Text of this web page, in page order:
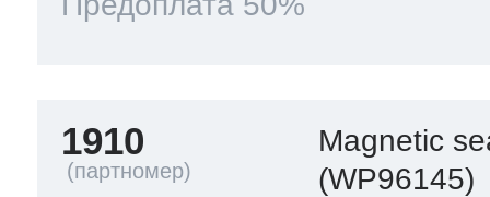
1910
Magnetic
(WP96145)